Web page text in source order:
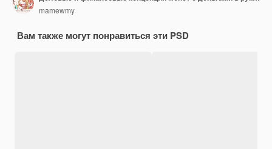
mamewmy
Вам также могут понравиться эти PSD